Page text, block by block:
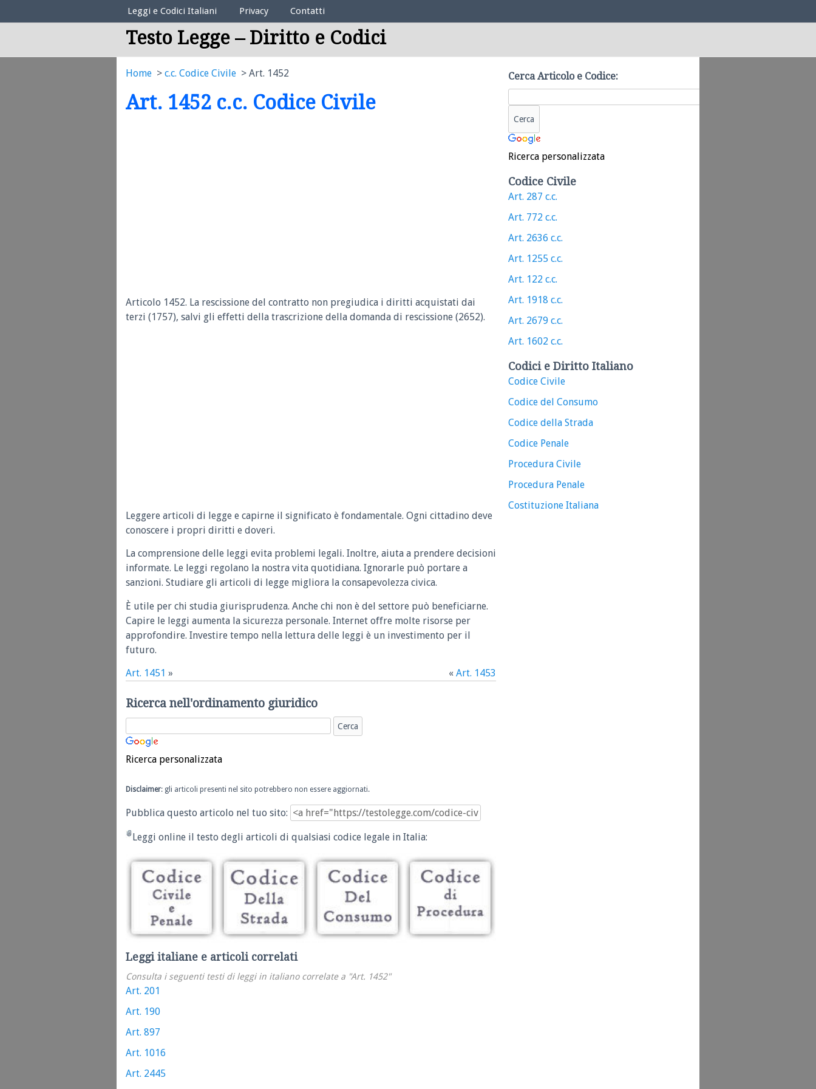
Elenco Codici Legali
Leggi e Codici Italiani Privacy Contatti
Testo Legge – Diritto e Codici
Home c.c. Codice Civile Art. 1452
Art. 1452 c.c. Codice Civile
Articolo 1452. La rescissione del contratto non pregiudica i diritti acquistati dai
terzi (1757), salvi gli effetti della trascrizione della domanda di rescissione (2652).
Leggere articoli di legge e capirne il significato è fondamentale. Ogni cittadino deve
conoscere i propri diritti e doveri.
La comprensione delle leggi evita problemi legali. Inoltre, aiuta a prendere decisioni
informate. Le leggi regolano la nostra vita quotidiana. Ignorarle può portare a
sanzioni. Studiare gli articoli di legge migliora la consapevolezza civica.
È utile per chi studia giurisprudenza. Anche chi non è del settore può beneficiarne.
Capire le leggi aumenta la sicurezza personale. Internet offre molte risorse per
approfondire. Investire tempo nella lettura delle leggi è un investimento per il
futuro.
Art. 1451 » « Art. 1453
Ricerca nell'ordinamento giuridico
Ricerca personalizzata
Disclaimer: gli articoli presenti nel sito potrebbero non essere aggiornati.
Pubblica questo articolo nel tuo sito:
Leggi online il testo degli articoli di qualsiasi codice legale in Italia:
Leggi italiane e articoli correlati
Consulta i seguenti testi di leggi in italiano correlate a "Art. 1452"
Art. 201
Art. 190
Art. 897
Art. 1016
Art. 2445
Cerca Articolo e Codice:
Ricerca personalizzata
Codice Civile
Art. 287 c.c.
Art. 772 c.c.
Art. 2636 c.c.
Art. 1255 c.c.
Art. 122 c.c.
Art. 1918 c.c.
Art. 2679 c.c.
Art. 1602 c.c.
Codici e Diritto Italiano
Codice Civile
Codice del Consumo
Codice della Strada
Codice Penale
Procedura Civile
Procedura Penale
Costituzione Italiana